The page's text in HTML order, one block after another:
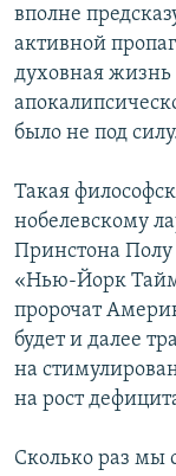
вполне
активной
духовная
было не под
Такая
нобелевскому
Принстона Полу
«Нью-Йорк
пророчат
будет и далее
на
на рост
Сколько раз мы